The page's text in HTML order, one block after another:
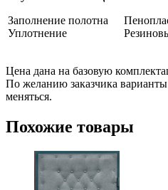
Заполнение полотна
Уплотнение
Цена дана на базовую
По желанию заказчика
меняться.
Похожие товары